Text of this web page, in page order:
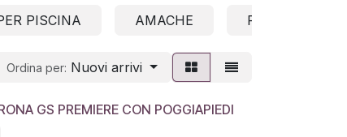
PISCINA AMACHE PRATO VERDE
Ordina per: Nuovi arrivi
GS PREMIERE CON POGGIAPIEDI